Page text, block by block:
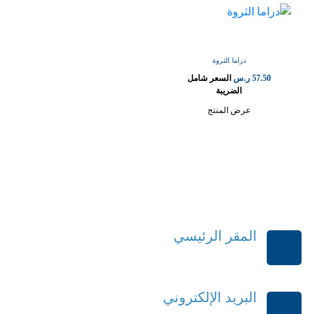
دراما الثروة
57.50 ر.س السعر شامل
الضريبة
عرض المنتج
المقر الرئيسي
البريد الإلكتروني